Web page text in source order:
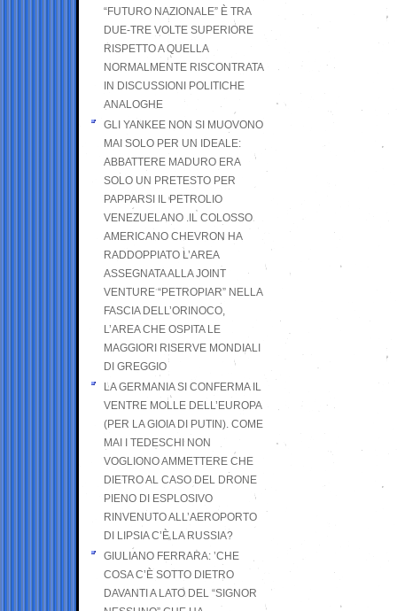
“FUTURO NAZIONALE” È TRA
DUE-TRE VOLTE SUPERIORE
RISPETTO A QUELLA
NORMALMENTE RISCONTRATA
IN DISCUSSIONI POLITICHE
ANALOGHE
GLI YANKEE NON SI MUOVONO
MAI SOLO PER UN IDEALE:
ABBATTERE MADURO ERA
SOLO UN PRETESTO PER
PAPPARSI IL PETROLIO
VENEZUELANO .IL COLOSSO
AMERICANO CHEVRON HA
RADDOPPIATO L’AREA
ASSEGNATA ALLA JOINT
VENTURE “PETROPIAR” NELLA
FASCIA DELL’ORINOCO,
L’AREA CHE OSPITA LE
MAGGIORI RISERVE MONDIALI
DI GREGGIO
LA GERMANIA SI CONFERMA IL
VENTRE MOLLE DELL’EUROPA
(PER LA GIOIA DI PUTIN). COME
MAI I TEDESCHI NON
VOGLIONO AMMETTERE CHE
DIETRO AL CASO DEL DRONE
PIENO DI ESPLOSIVO
RINVENUTO ALL’AEROPORTO
DI LIPSIA C’È LA RUSSIA?
GIULIANO FERRARA: ’CHE
COSA C’È SOTTO DIETRO
DAVANTI A LATO DEL “SIGNOR